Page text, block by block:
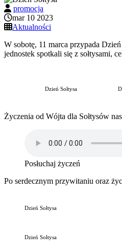
promocja
mar 10 2023
Aktualności
W sobotę, 11 marca przypada
jednostek spotkali się z sołtysami,
Dzień Sołtysa
Życzenia od Wójta dla Sołtysów
Posłuchaj życzeń
Po serdecznym przywitaniu oraz
Dzień Sołtysa
Dzień Sołtysa